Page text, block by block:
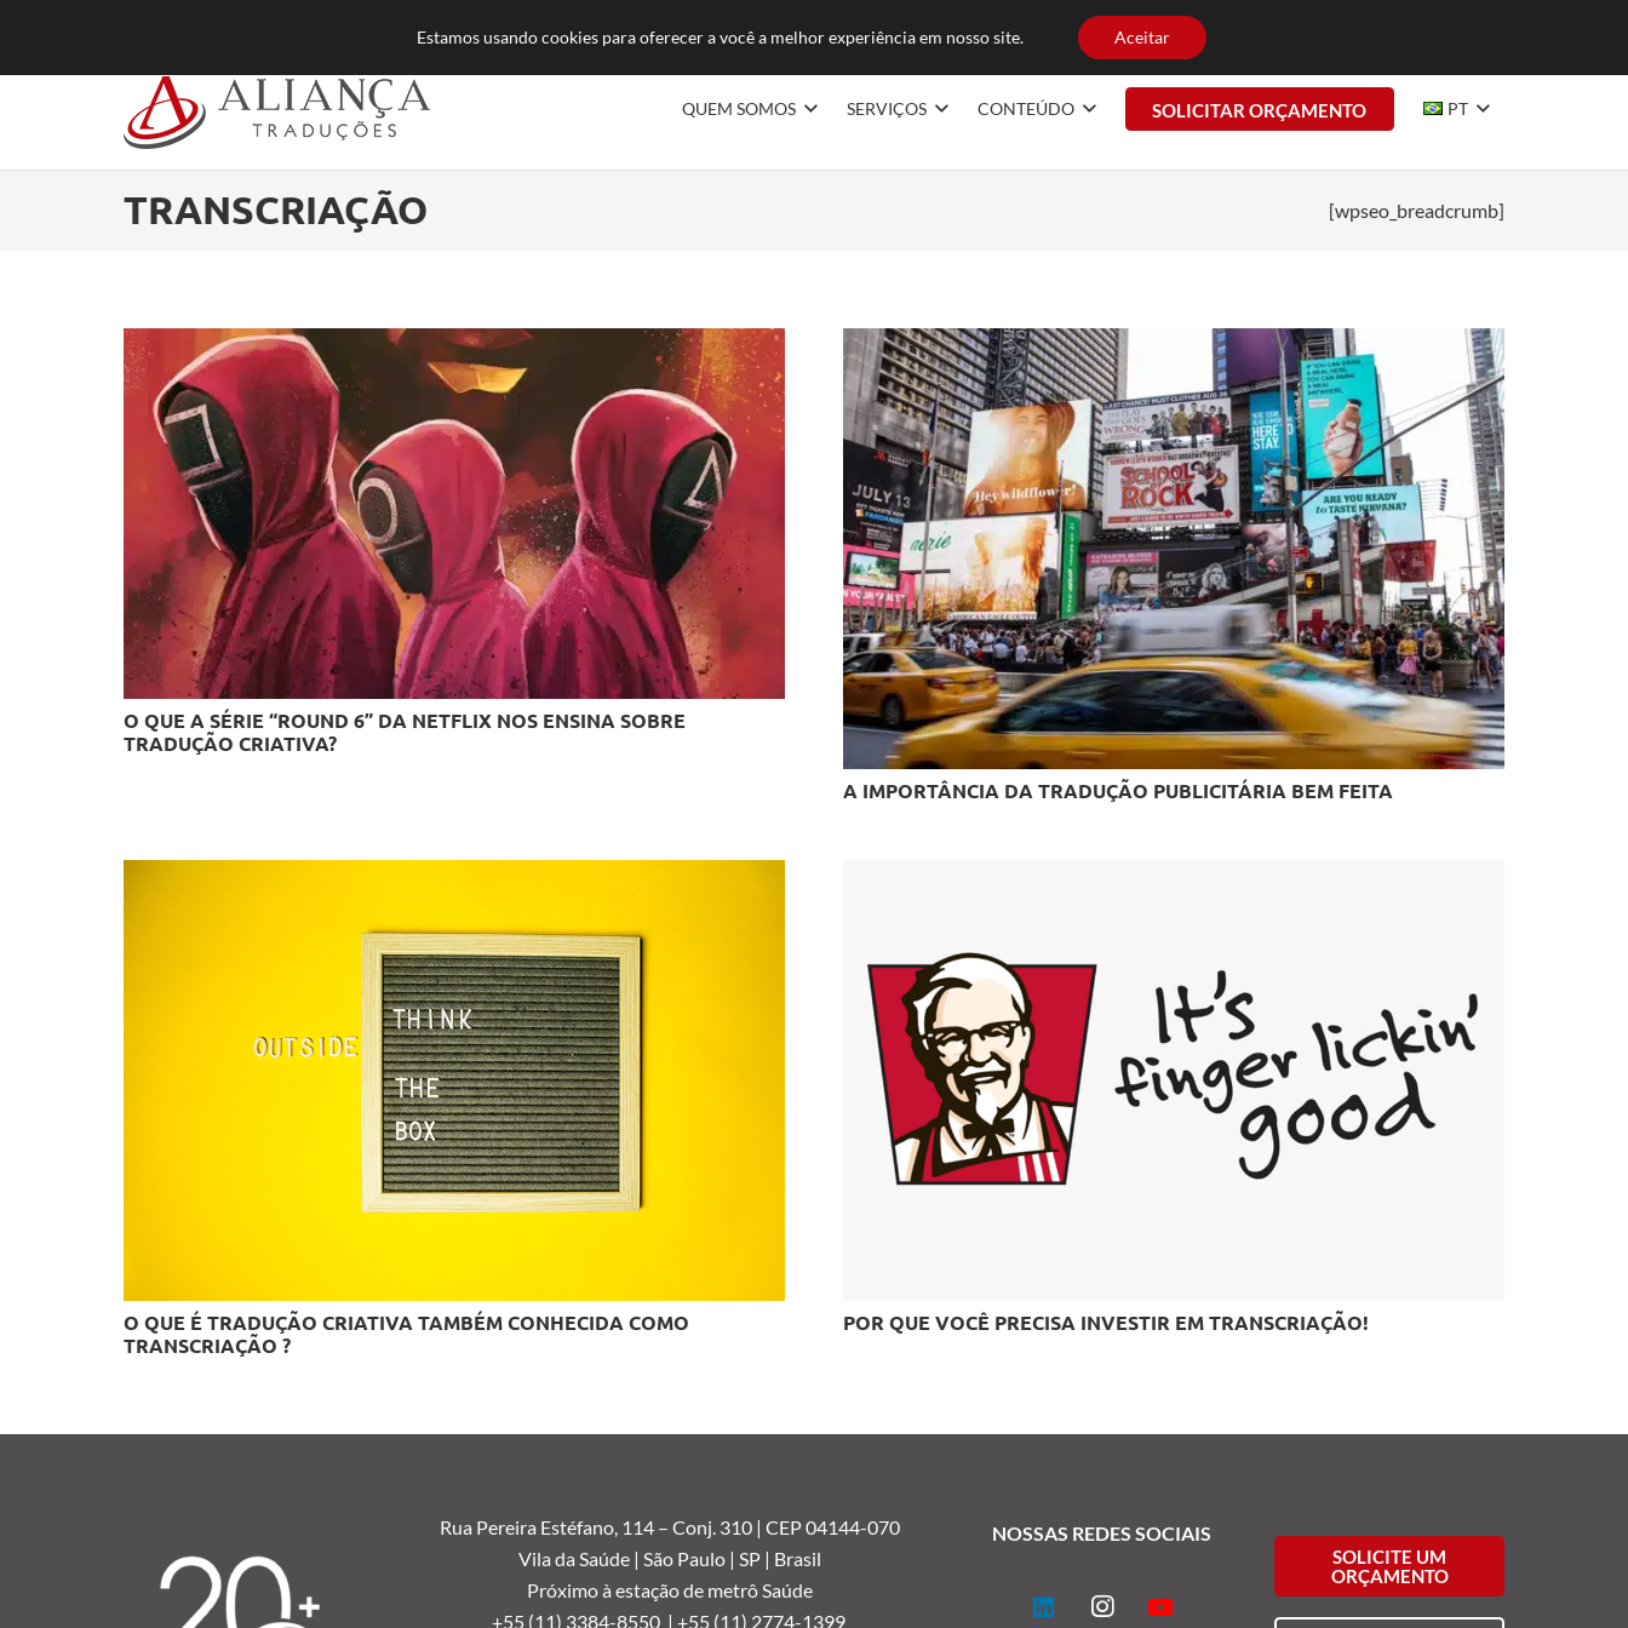
TRABALHE CONOSCO
QUEM SOMOS SERVIÇOS CONTEÚDO SOLICITAR ORÇAMENTO PT
TRANSCRIAÇÃO [wpseo_breadcrumb]
O QUE A SÉRIE “ROUND 6” DA NETFLIX NOS ENSINA SOBRE
TRADUÇÃO CRIATIVA?
A IMPORTÂNCIA DA TRADUÇÃO PUBLICITÁRIA BEM FEITA
O QUE É TRADUÇÃO CRIATIVA TAMBÉM CONHECIDA COMO
TRANSCRIAÇÃO ?
POR QUE VOCÊ PRECISA INVESTIR EM TRANSCRIAÇÃO!
Rua Pereira Estéfano, 114 –Conj. 310 | CEP 04144-070
Vila da Saúde | São Paulo | SP | Brasil
Próximo à estação de metrô Saúde
+55 (11) 3384-8550 | +55 (11) 2774-1399
NOSSAS REDES SOCIAIS
SOLICITE UM
ORÇAMENTO
Estamos usando cookies para oferecer a você a melhor experiência em nosso site. Aceitar